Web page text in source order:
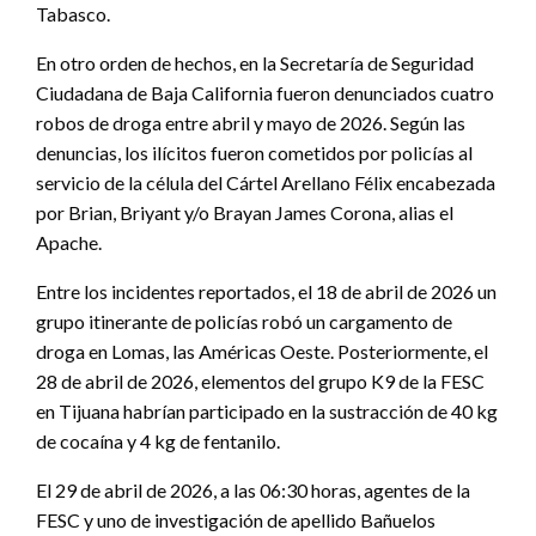
Tabasco.
En otro orden de hechos, en la Secretaría de Seguridad
Ciudadana de Baja California fueron denunciados cuatro
robos de droga entre abril y mayo de 2026. Según las
denuncias, los ilícitos fueron cometidos por policías al
servicio de la célula del Cártel Arellano Félix encabezada
por Brian, Briyant y/o Brayan James Corona, alias el
Apache.
Entre los incidentes reportados, el 18 de abril de 2026 un
grupo itinerante de policías robó un cargamento de
droga en Lomas, las Américas Oeste. Posteriormente, el
28 de abril de 2026, elementos del grupo K9 de la FESC
en Tijuana habrían participado en la sustracción de 40 kg
de cocaína y 4 kg de fentanilo.
El 29 de abril de 2026, a las 06:30 horas, agentes de la
FESC y uno de investigación de apellido Bañuelos